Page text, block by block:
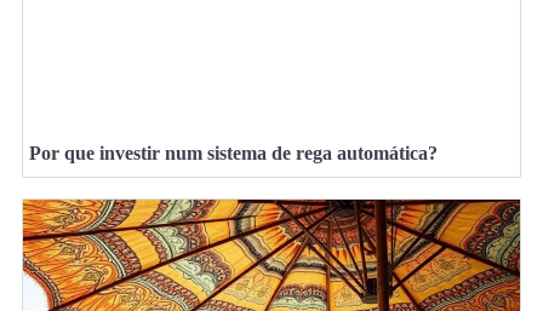
Por que investir num sistema de rega automática?